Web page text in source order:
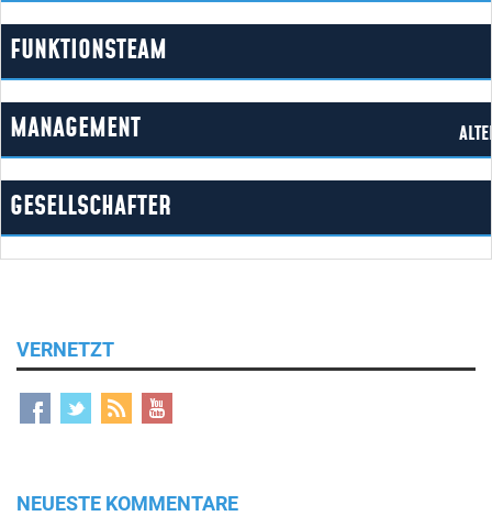
FUNKTIONSTEAM
MANAGEMENT
GESELLSCHAFTER
VERNETZT
NEUESTE KOMMENTARE